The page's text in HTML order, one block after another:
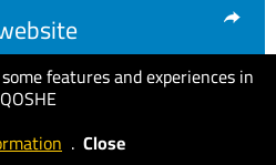
features and experiences in
QOSHE
. Close